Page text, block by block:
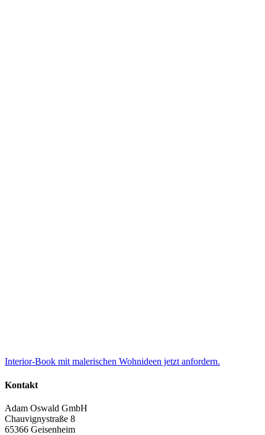
Interior-Book mit malerischen Wohnideen jetzt anfordern.
Kontakt
Adam Oswald GmbH
Chauvignystraße 8
65366 Geisenheim